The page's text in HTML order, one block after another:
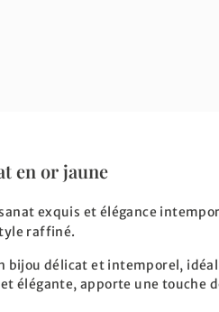
en or jaune
exquis et élégance
raffiné.
bijou délicat et intemporel,
élégante, apporte une